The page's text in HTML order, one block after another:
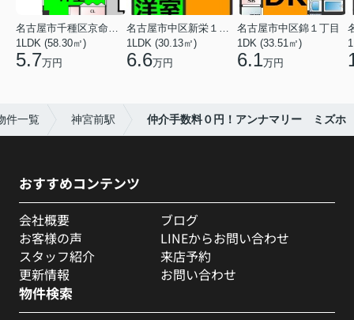
名古屋市千種区京命１丁目
1LDK (58.30㎡)
5.7万円
名古屋市中区新栄１丁目
1LDK (30.13㎡)
6.6万円
名古屋市中区錦１丁目
1DK (33.51㎡)
6.1万円
件一覧 神宮前駅 仲介手数料０円！アンナマリー ミズホ
おすすめコンテンツ
会社概要
お客様の声
スタッフ紹介
更新情報
ブログ
LINEからお問い合わせ
来店予約
お問い合わせ
物件検索